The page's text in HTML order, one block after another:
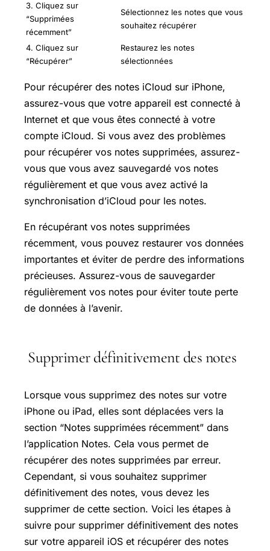
3. Cliquez sur
“Supprimées
récemment”
Sélectionnez les notes que vous
souhaitez récupérer
4. Cliquez sur
“Récupérer”
Restaurez les notes
sélectionnées
Pour récupérer des notes iCloud sur iPhone,
assurez-vous que votre appareil est connecté à
Internet et que vous êtes connecté à votre
compte iCloud. Si vous avez des problèmes
pour récupérer vos notes supprimées, assurez-
vous que vous avez sauvegardé vos notes
régulièrement et que vous avez activé la
synchronisation d’iCloud pour les notes.
En récupérant vos notes supprimées
récemment, vous pouvez restaurer vos données
importantes et éviter de perdre des informations
précieuses. Assurez-vous de sauvegarder
régulièrement vos notes pour éviter toute perte
de données à l’avenir.
Supprimer définitivement des notes
Lorsque vous supprimez des notes sur votre
iPhone ou iPad, elles sont déplacées vers la
section “Notes supprimées récemment” dans
l’application Notes. Cela vous permet de
récupérer des notes supprimées par erreur.
Cependant, si vous souhaitez supprimer
définitivement des notes, vous devez les
supprimer de cette section. Voici les étapes à
suivre pour supprimer définitivement des notes
sur votre appareil iOS et récupérer des notes